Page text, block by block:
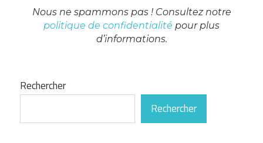
Nous ne spammons pas ! Consultez notre
politique de confidentialité pour plus
d’informations.
Rechercher
Rechercher